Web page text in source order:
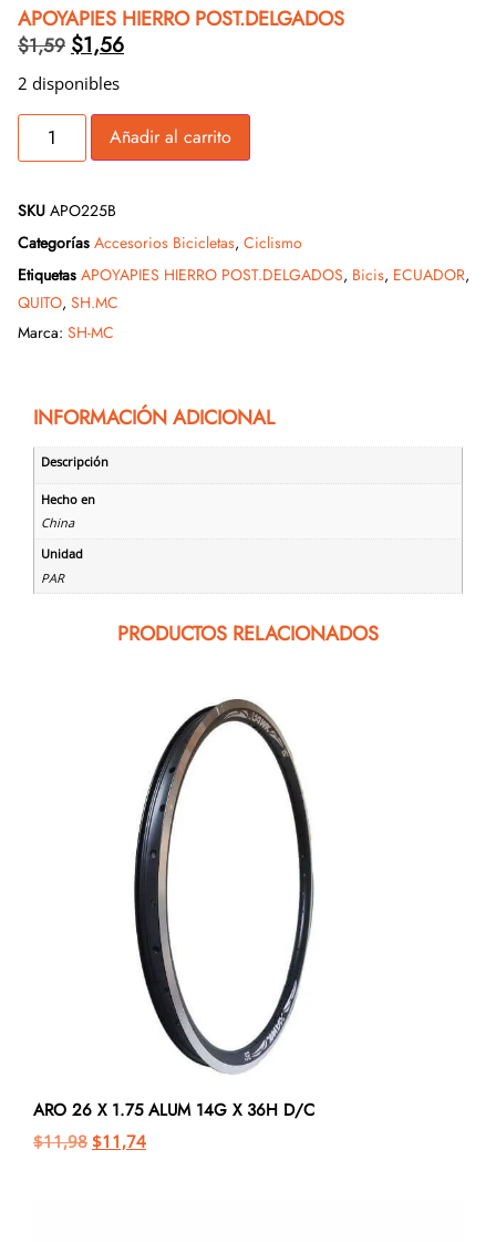
APOYAPIES HIERRO POST.DELGADOS
$1,59 $1,56
2 disponibles
Añadir al carrito
SKU APO225B
Categorías Accesorios Bicicletas, Ciclismo
Etiquetas APOYAPIES HIERRO POST.DELGADOS, Bicis, ECUADOR,
QUITO, SH.MC
Marca: SH-MC
INFORMACIÓN ADICIONAL
Descripción
Hecho en
China
Unidad
PAR
PRODUCTOS RELACIONADOS
ARO 26 X 1.75 ALUM 14G X 36H D/C
$11,98 $11,74